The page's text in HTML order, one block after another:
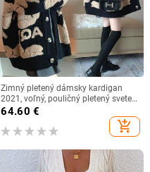
Zimný pletený dámsky kardigan
2021, voľný, pouličný pletený sveter,
krásny kreslený výšivkový kardigan
s výstrihom do V, dámska bunda
64.60 €
add_shopping_cart